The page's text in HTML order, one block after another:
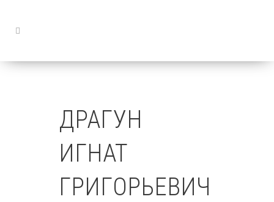
ДРАГУН
ИГНАТ
ГРИГОРЬЕВИЧ